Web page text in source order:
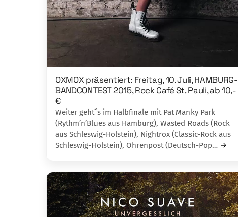
OXMOX präsentiert: Freitag, 10. Juli, HAMBURG-
BAND­CONTEST 2015, Rock Café St. Pauli, ab 10,-
€
Weiter geht´s im Halbfinale mit Pat Manky Park
(Rythm’n’Blues aus Hamburg), Wasted Roads (Rock
aus Schleswig-Holstein), Night­rox (Classic-Rock aus
Schleswig-Holstein), Ohrenpost (Deutsch-Pop…